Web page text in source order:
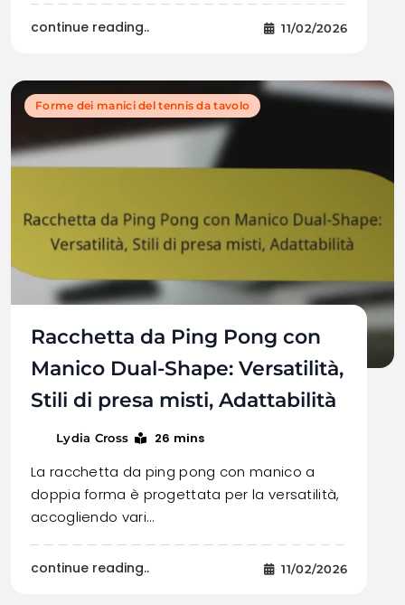
continue reading.. 11/02/2026
Forme dei manici del tennis da tavolo
Racchetta da Ping Pong con
Manico Dual-Shape: Versatilità,
Stili di presa misti, Adattabilità
Lydia Cross 26 mins
La racchetta da ping pong con manico a
doppia forma è progettata per la versatilità,
accogliendo vari…
continue reading.. 11/02/2026